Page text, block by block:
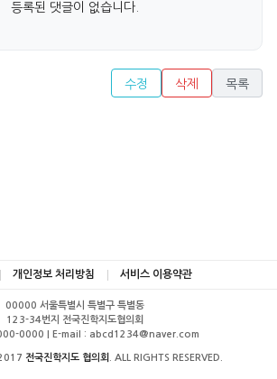
등록된 댓글이 없습니다.
수정 삭제 목록
개인정보 처리방침 서비스 이용약관
00000 서울특별시 특별구 특별동
123-34번지 전국진학지도협의회
0000 | E-mail : abcd1234@naver.com
전국진학지도 협의회 . ALL RIGHTS RESERVED.